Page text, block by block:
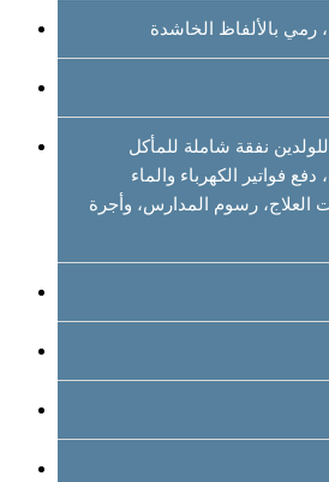
رمي بالألفاظ الخاشدة
نفقة شاملة للمأكل
فواتير الكهرباء والماء
العلاج، رسوم المدارس، وأجرة